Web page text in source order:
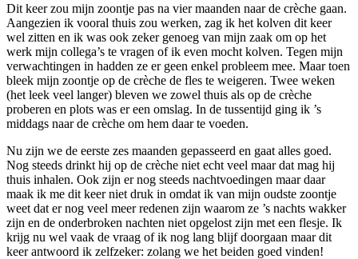
Dit keer zou mijn zoontje pas na vier maanden naar de crèche gaan.
Aangezien ik vooral thuis zou werken, zag ik het kolven dit keer
wel zitten en ik was ook zeker genoeg van mijn zaak om op het
werk mijn collega’s te vragen of ik even mocht kolven. Tegen mijn
verwachtingen in hadden ze er geen enkel probleem mee. Maar toen
bleek mijn zoontje op de crèche de fles te weigeren. Twee weken
(het leek veel langer) bleven we zowel thuis als op de crèche
proberen en plots was er een omslag. In de tussentijd ging ik ’s
middags naar de crèche om hem daar te voeden.
Nu zijn we de eerste zes maanden gepasseerd en gaat alles goed.
Nog steeds drinkt hij op de crèche niet echt veel maar dat mag hij
thuis inhalen. Ook zijn er nog steeds nachtvoedingen maar daar
maak ik me dit keer niet druk in omdat ik van mijn oudste zoontje
weet dat er nog veel meer redenen zijn waarom ze ’s nachts wakker
zijn en de onderbroken nachten niet opgelost zijn met een flesje. Ik
krijg nu wel vaak de vraag of ik nog lang blijf doorgaan maar dit
keer antwoord ik zelfzeker: zolang we het beiden goed vinden!